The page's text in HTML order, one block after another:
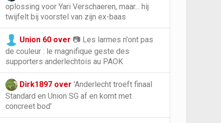
oplossing voor Yari Verschaeren, maar... hij
twijfelt bij voorstel van zijn ex-baas
Union 60 over 📷 Les larmes n'ont pas
de couleur : le magnifique geste des
supporters anderlechtois au PAOK
Dirk1897 over 'Anderlecht troeft finaal
Standard en Union SG af en komt met
concreet bod'